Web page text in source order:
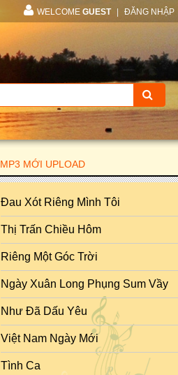
WELCOME GUEST ĐĂNG NHẬP
MP3 MỚI UPLOAD
Đau Xót Riêng Mình Tôi
Thị Trấn Chiều Hôm
Riêng Một Góc Trời
Ngày Xuân Long Phụng Sum Vầy
Như Đã Dấu Yêu
Việt Nam Ngày Mới
Tình Ca